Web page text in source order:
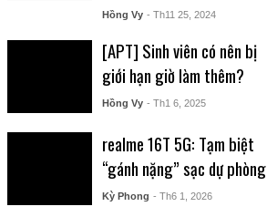
Hồng Vy - Th11 25, 2024
[APT] Sinh viên có nên bị
giới hạn giờ làm thêm?
Hồng Vy - Th1 6, 2025
realme 16T 5G: Tạm biệt
“gánh nặng” sạc dự phòng
Kỳ Phong - Th6 1, 2026